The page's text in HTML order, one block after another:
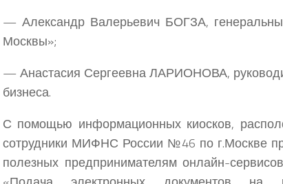
— Александр Валерьевич БОГЗА,
Москвы»;
—Анастасия Сергеевна ЛАРИОНОВА,
бизнеса.
С помощью информационных киосков,
сотрудники МИФНС России №46 по г.Москве
полезных предпринимателям онлайн-